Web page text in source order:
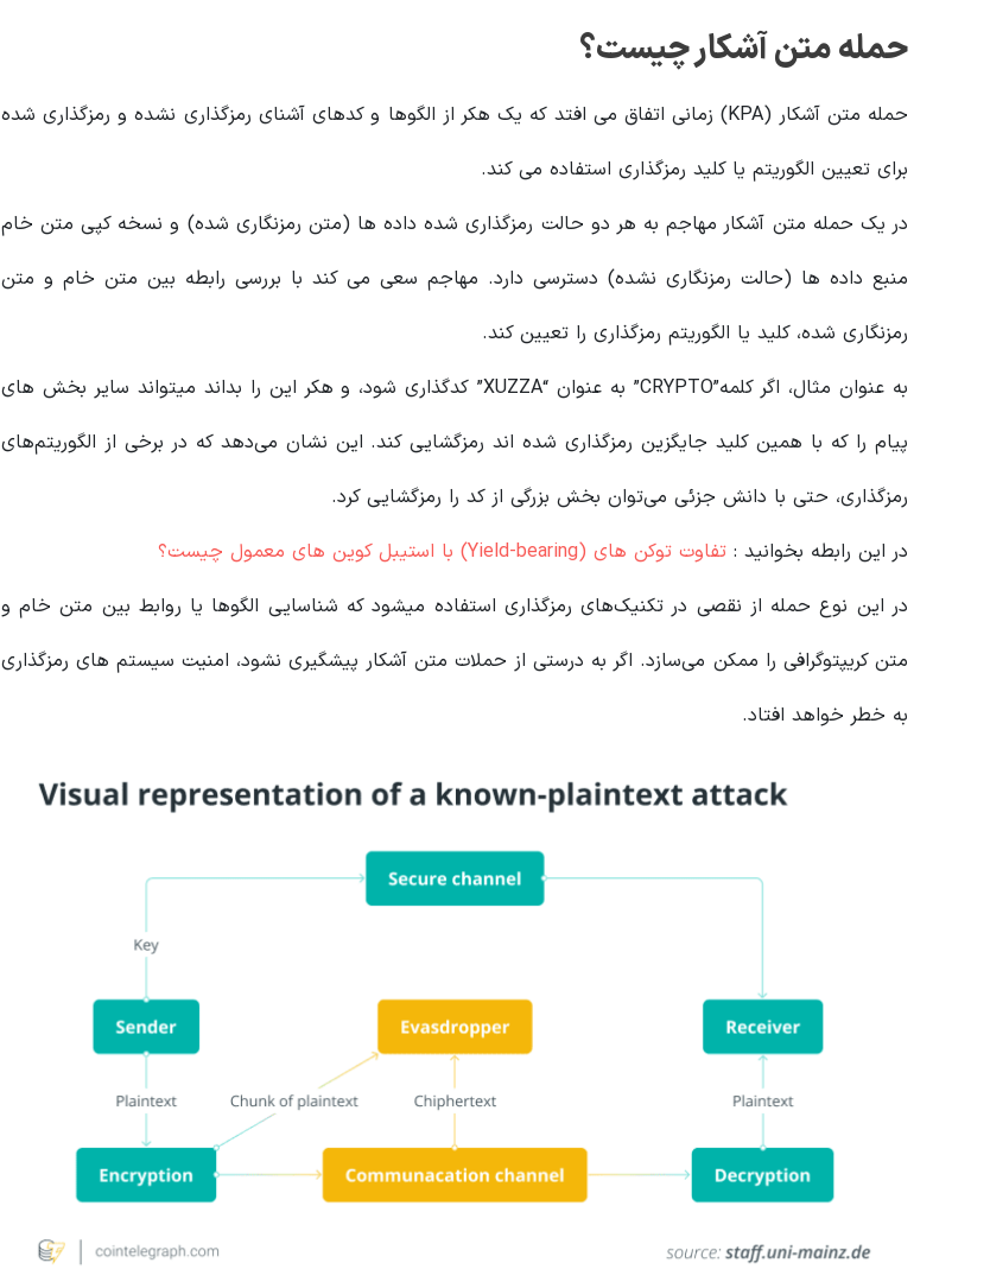
حمله متن آشکار چیست؟
حمله متن آشکار (KPA) زمانی اتفاق می افتد که یک هکر از الگوها و کدهای آشنای رمزگذاری نشده و رمزگذاری شده
برای تعیین الگوریتم یا کلید رمزگذاری استفاده می کند.
در یک حمله متن آشکار مهاجم به هر دو حالت رمزگذاری شده داده ها (متن رمزنگاری شده) و نسخه کپی متن خام
منبع داده ها (حالت رمزنگاری نشده) دسترسی دارد. مهاجم سعی می کند با بررسی رابطه بین متن خام و متن
رمزنگاری شده، کلید یا الگوریتم رمزگذاری را تعیین کند.
به عنوان مثال، اگر کلمه”CRYPTO” به عنوان “XUZZA” کدگذاری شود، و هکر این را بداند میتواند سایر بخش های
پیام را که با همین کلید جایگزین رمزگذاری شده اند رمزگشایی کند. این نشان می‌دهد که در برخی از الگوریتم‌های
رمزگذاری، حتی با دانش جزئی می‌توان بخش بزرگی از کد را رمزگشایی کرد.
در این رابطه بخوانید‌ : تفاوت توکن های (Yield-bearing) با استیبل کوین های معمول چیست؟
در این نوع حمله از نقصی در تکنیک‌های رمزگذاری استفاده میشود که شناسایی الگوها یا روابط بین متن خام و
متن کریپتوگرافی را ممکن می‌سازد. اگر به درستی از حملات متن آشکار پیشگیری نشود، امنیت سیستم های رمزگذاری
به خطر خواهد افتاد.